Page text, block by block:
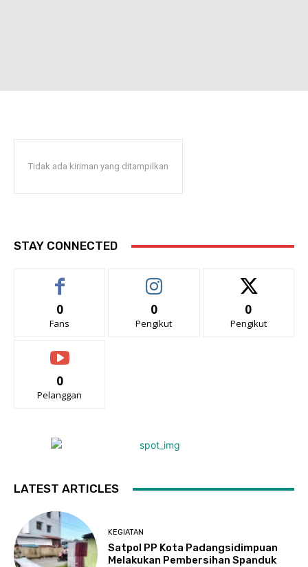
Tidak ada kiriman yang ditampilkan
STAY CONNECTED
0
Fans
0
Pengikut
0
Pengikut
0
Pelanggan
LATEST ARTICLES
KEGIATAN
Satpol PP Kota Padangsidimpuan
Melakukan Pembersihan Spanduk